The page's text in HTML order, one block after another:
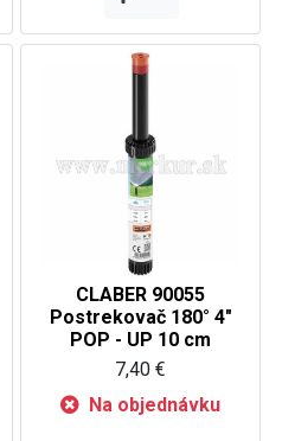
CLABER 90055
Postrekovač 180° 4"
POP - UP 10 cm
7,40 €
Na objednávku